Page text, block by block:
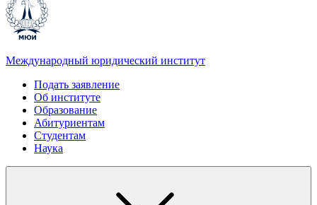
Международный юридический институт
Подать заявление
Об институте
Образование
Абитуриентам
Студентам
Наука